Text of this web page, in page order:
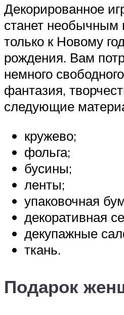
Декорированное
станет необычным
только к Новому
рождения. Вам
немного
фантазия,
следующие
кружево;
фольга;
бусины;
ленты;
упаковочная
декоративная
декупажные
ткань.
Подарок